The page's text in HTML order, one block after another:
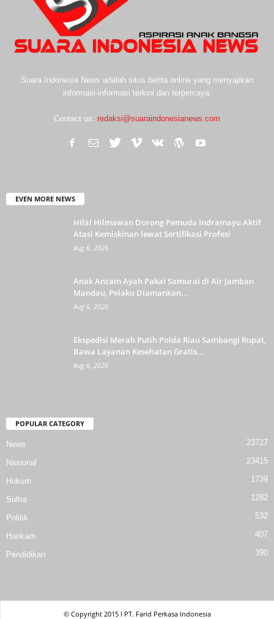
Suara Indonesia News adalah situs berita online yang menyajikan
informasi-informasi terkini dan terpercaya.
Contact us: redaksi@suaraindonesianews.com
EVEN MORE NEWS
Hilal Hilmawan Dorong Pemuda Indramayu Aktif
Atasi Kemiskinan lewat Sertifikasi Profesi
Aug 6, 2026
Anak Ancam Ayah Pakai Samurai di Air Jamban
Mandau, Pelaku Diamankan...
Aug 6, 2026
Ekspedisi Merah Putih Polda Riau Sambangi Rupat,
Bawa Layanan Kesehatan Gratis...
Aug 6, 2026
POPULAR CATEGORY
News 23727
Nasional 23415
Hukum 1739
Sultra 1282
Politik 532
Hankam 407
Pendidikan 390
© Copyright 2015 l PT. Farid Perkasa Indonesia